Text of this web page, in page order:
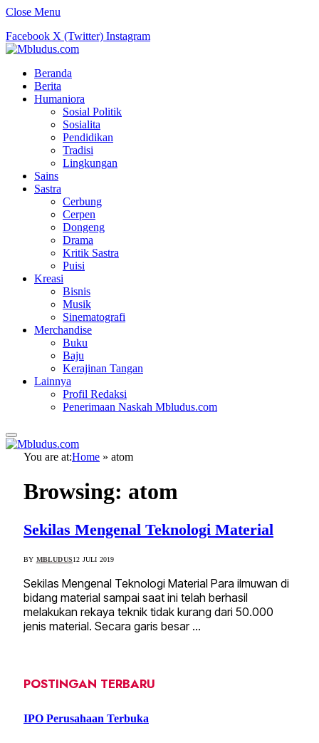
Close Menu
Facebook X (Twitter) Instagram
Beranda
Berita
Humaniora
Sosial Politik
Sosialita
Pendidikan
Tradisi
Lingkungan
Sains
Sastra
Cerbung
Cerpen
Dongeng
Drama
Kritik Sastra
Puisi
Kreasi
Bisnis
Musik
Sinematografi
Merchandise
Buku
Baju
Kerajinan Tangan
Lainnya
Profil Redaksi
Penerimaan Naskah Mbludus.com
You are at:Home » atom
Browsing: atom
Sekilas Mengenal Teknologi Material
BY MBLUDUS12 JULI 2019
Sekilas Mengenal Teknologi Material Para ilmuwan di
bidang material sampai saat ini telah berhasil
melakukan rekaya teknik tidak kurang dari 50.000
jenis material. Secara garis besar …
POSTINGAN TERBARU
IPO Perusahaan Terbuka